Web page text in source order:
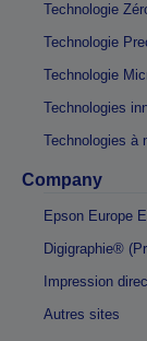
Technologie
Technologie
Technologie
Technologies
Technologies à
Company
Epson Europe
Digigraphie®
Impression
Autres sites